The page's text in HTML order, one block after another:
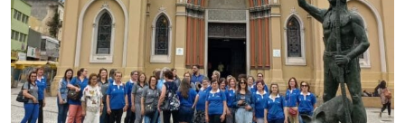
A+
A-